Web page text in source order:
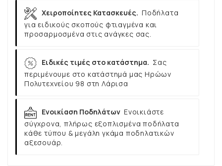
Χειροποίητες Κατασκευές. Ποδήλατα
για ειδικούς σκοπούς φτιαγμένα και
προσαρμοσμένα στις ανάγκες σας.
Ειδικές τιμές στο κατάστημα. Σας
περιμένουμε στο κατάστημά μας Ηρώων
Πολυτεχνείου 98 στη Λάρισα
Ενοικίαση Ποδηλάτων Ενοικιάστε
σύγχρονα, πλήρως εξοπλισμένα ποδήλατα
κάθε τύπου & μεγάλη γκάμα ποδηλατικών
αξεσουάρ.